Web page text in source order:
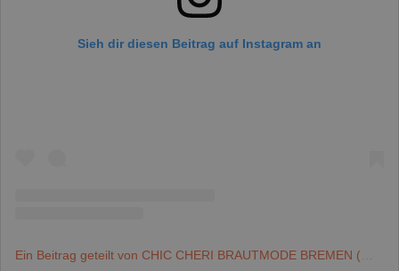
Sieh dir diesen Beitrag auf Instagram an